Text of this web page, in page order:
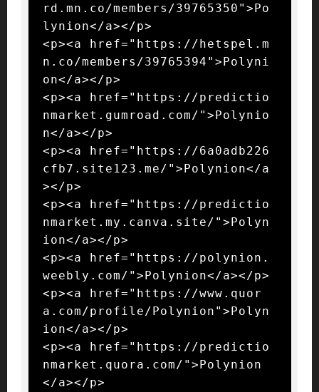
rd.mn.co/members/39765350">Po
lynion</a></p>
<p><a href="https://hetspel.m
n.co/members/39765394">Polyni
on</a></p>
<p><a href="https://predictio
nmarket.gumroad.com/">Polynio
n</a></p>
<p><a href="https://6a0adb226
cfb7.site123.me/">Polynion</a
></p>
<p><a href="https://predictio
nmarket.my.canva.site/">Polyn
ion</a></p>
<p><a href="https://polynion.
weebly.com/">Polynion</a></p>
<p><a href="https://www.quor
a.com/profile/Polynion">Polyn
ion</a></p>
<p><a href="https://predictio
nmarket.quora.com/">Polynion
</a></p>